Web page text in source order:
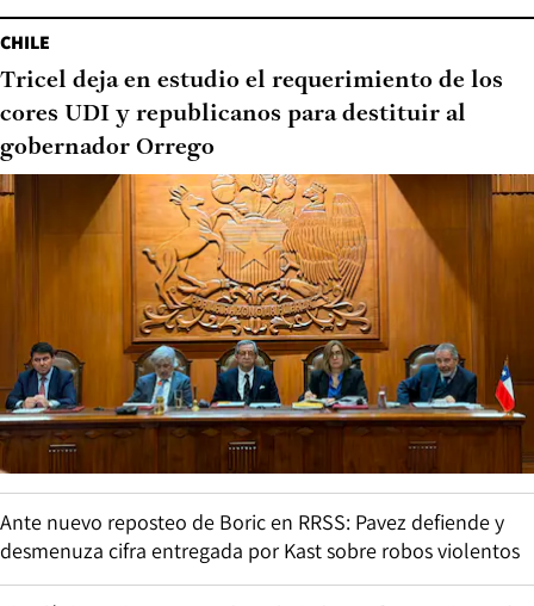
CHILE
Tricel deja en estudio el requerimiento de los
cores UDI y republicanos para destituir al
gobernador Orrego
Ante nuevo reposteo de Boric en RRSS: Pavez defiende y
desmenuza cifra entregada por Kast sobre robos violentos